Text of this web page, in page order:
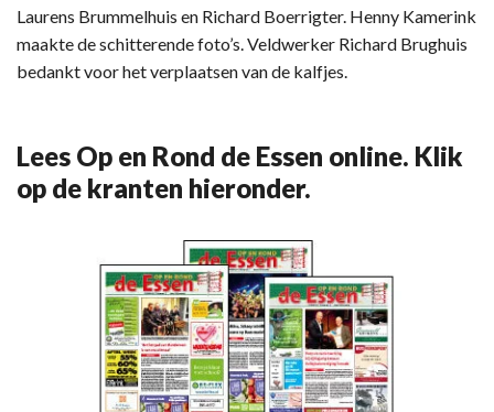
Laurens Brummelhuis en Richard Boerrigter. Henny Kamerink
maakte de schitterende foto’s. Veldwerker Richard Brughuis
bedankt voor het verplaatsen van de kalfjes.
Lees Op en Rond de Essen online. Klik
op de kranten hieronder.